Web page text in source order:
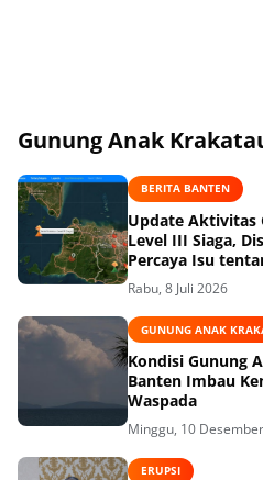
Gunung Anak
BERITA BANTEN
Update Aktivitas
Level III Siaga,
Percaya Isu
Rabu, 8 Juli 2026
GUNUNG ANAK
Kondisi Gunung
Banten Imbau
Waspada
Minggu, 10
ERUPSI